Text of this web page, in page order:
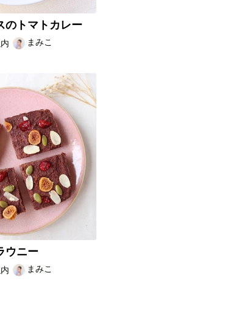
のトマトカレー
まみこ
ウニー
まみこ